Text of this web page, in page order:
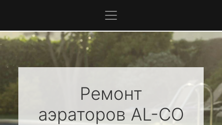
Ремонт
аэраторов AL-CO